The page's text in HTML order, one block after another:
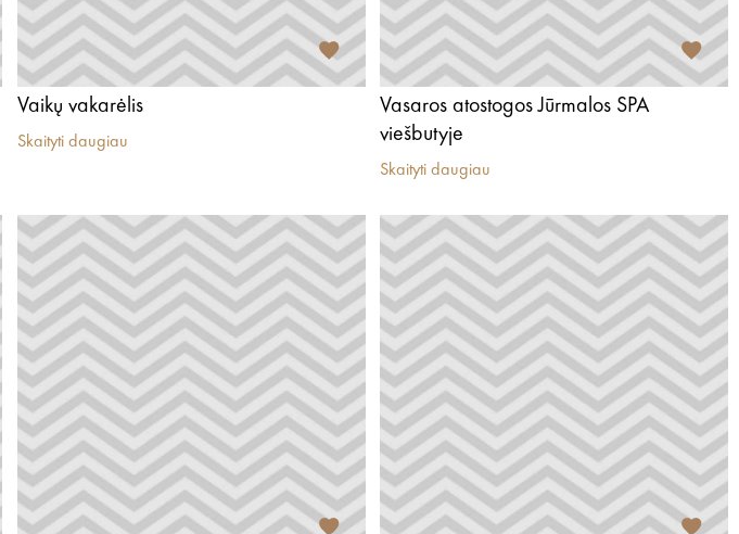
Vaikų vakarėlis
Skaityti daugiau
Vasaros atostogos Jūrmalos SPA
viešbutyje
Skaityti daugiau